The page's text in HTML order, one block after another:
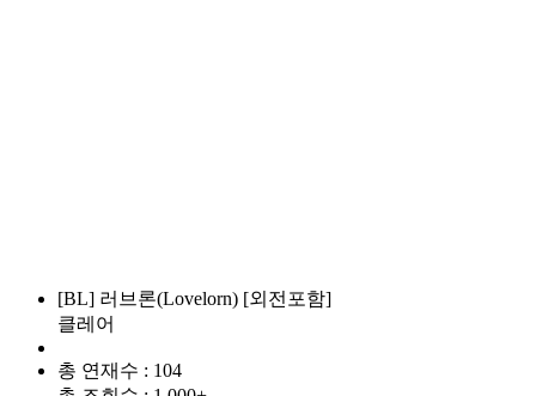
[BL] 러브론(Lovelorn) [외전포함]
클레어
총 연재수 : 104